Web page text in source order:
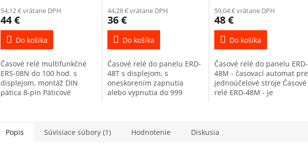
54,12 € vrátane DPH
44 €
Do košíka
Časové relé multifunkčné
ERS-08N do 100 hod. s
displejom, montáž DIN
pätica 8-pin Päticové
výstupných...
44,28 € vrátane DPH
36 €
Do košíka
Časové relé do panelu ERD-
48T s displejom, s
oneskorením zapnutia
alebo vypnutia do 999
vypnutia (ON...
59,04 € vrátane DPH
48 €
Do košíka
Časové relé do panelu ERD-
48M - časovací automat pre
jednoúčelové stroje Časové
relé ERD-48M - je
Popis Súvisiace súbory (1) Hodnotenie Diskusia